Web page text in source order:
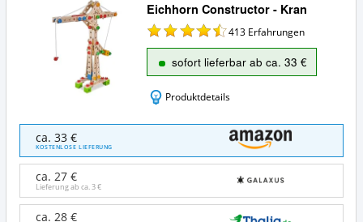
Eichhorn Constructor - Kran
413 Erfahrungen
sofort lieferbar ab ca. 33 €
Produktdetails
Eichhorn
Constructor
-
Kran
Angebote:
Wo
ca. 33 €
KOSTENLOSE LIEFERUNG
ca. 27 €
Lieferung ab ca.3 €
ca. 28 €